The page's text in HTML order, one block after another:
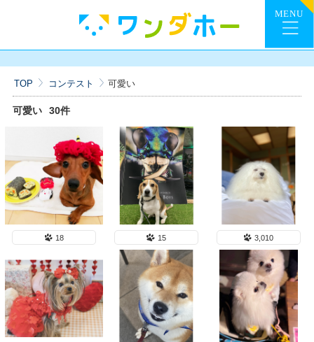
TOP コンテスト 可愛い
可愛い 30件
18 15 3,010